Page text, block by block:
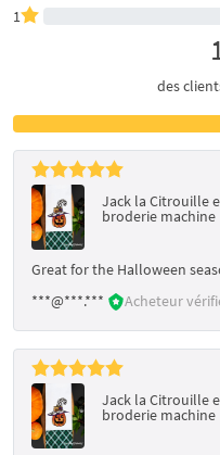
1
des
Jack la Citrouille
broderie machine
Great for the Halloween
***@***.***
Acheteur
Jack la Citrouille
broderie machine